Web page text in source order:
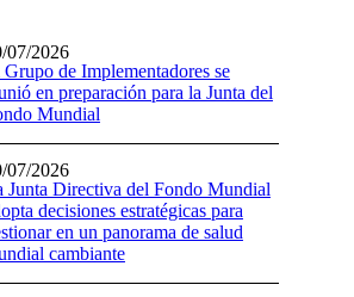
de Implementadores se
en preparación para la Junta del
Mundial
07/2026
Junta Directiva del Fondo Mundial
decisiones estratégicas para
en un panorama de salud
cambiante
07/2026